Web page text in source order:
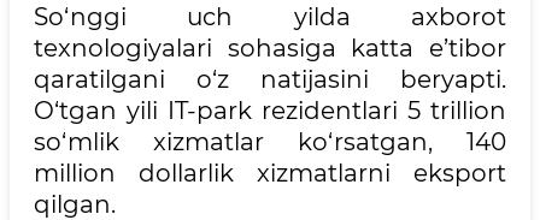
So‘nggi uch yilda axborot
texnologiyalari sohasiga katta e’tibor
qaratilgani o‘z natijasini beryapti.
O‘tgan yili IT-park rezidentlari 5 trillion
so‘mlik xizmatlar ko‘rsatgan, 140
million dollarlik xizmatlarni eksport
qilgan.